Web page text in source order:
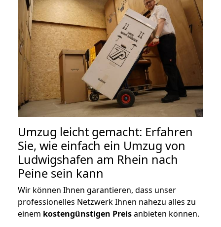
Umzug leicht gemacht: Erfahren
Sie, wie einfach ein Umzug von
Ludwigshafen am Rhein nach
Peine sein kann
Wir können Ihnen garantieren, dass unser
professionelles Netzwerk Ihnen nahezu alles zu
einem kostengünstigen Preisanbieten können.